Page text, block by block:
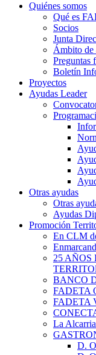
Quiénes somos
Qué es
Socios
Junta
Ámbito de
Preguntas
Boletín
Proyectos
Ayudas Leader
Otras ayudas
Otras
Ayudas
Promoción
En CLM
25 AÑOS
BANCO
FADETA
FADETA
La
D.